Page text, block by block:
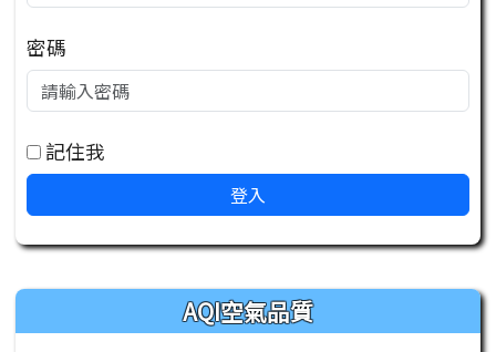
密碼
記住我
登入
右邊區域內容 AQI空氣品質